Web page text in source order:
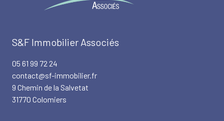
S&F Immobilier Associés
05 61 99 72 24
contact@sf-immobilier.fr
9 Chemin de la Salvetat
31770 Colomiers